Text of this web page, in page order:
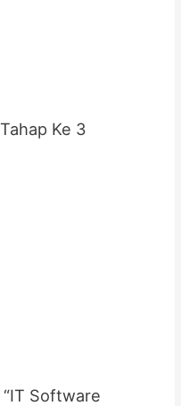
Ke 3
“IT Software